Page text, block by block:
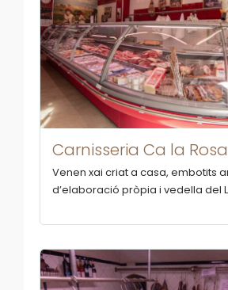
Carnisseria Ca la Rosa
Venen xai criat a casa, embotits
d’elaboració pròpia i vedella del